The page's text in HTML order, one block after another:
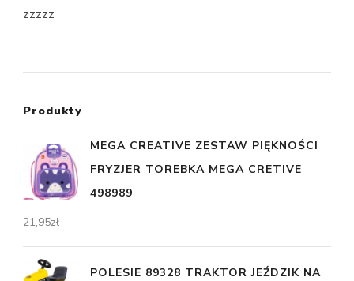
zzzzz
Produkty
MEGA CREATIVE ZESTAW PIĘKNOŚCI
FRYZJER TOREBKA MEGA CRETIVE
498989
21,95zł
POLESIE 89328 TRAKTOR JEŹDZIK NA